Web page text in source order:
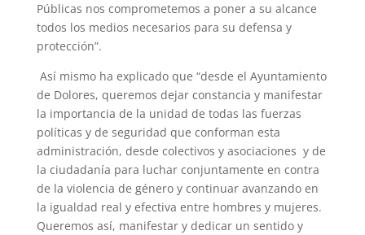
Públicas nos comprometemos a poner a su alcance
todos los medios necesarios para su defensa y
protección”.
Así mismo ha explicado que “desde el Ayuntamiento
de Dolores, queremos dejar constancia y manifestar
la importancia de la unidad de todas las fuerzas
políticas y de seguridad que conforman esta
administración, desde colectivos y asociaciones y de
la ciudadanía para luchar conjuntamente en contra
de la violencia de género y continuar avanzando en
la igualdad real y efectiva entre hombres y mujeres.
Queremos así, manifestar y dedicar un sentido y